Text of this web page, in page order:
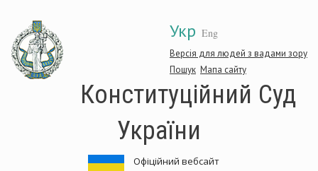
основного
матеріалу
Укр Eng
Версія для людей з вадами зору
Пошук Мапа сайту
Конституційний Суд
України
Офіційний вебсайт